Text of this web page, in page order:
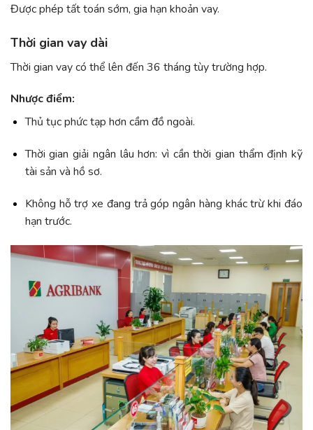
Được phép tất toán sớm, gia hạn khoản vay.
Thời gian vay dài
Thời gian vay có thể lên đến 36 tháng tùy trường hợp.
Nhược điểm:
Thủ tục phức tạp hơn cầm đồ ngoài.
Thời gian giải ngân lâu hơn: vì cần thời gian thẩm định kỹ
tài sản và hồ sơ.
Không hỗ trợ xe đang trả góp ngân hàng khác trừ khi đáo
hạn trước.